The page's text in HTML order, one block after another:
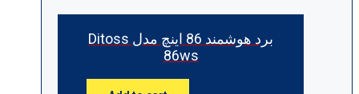
برد هوشمند 86 اینچ مدل Ditoss
86ws